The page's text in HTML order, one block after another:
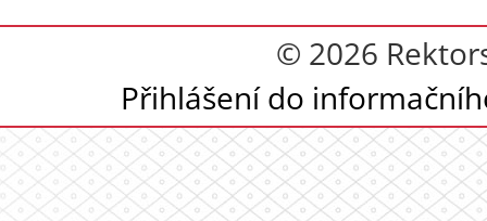
© 2026
Přihlášení do